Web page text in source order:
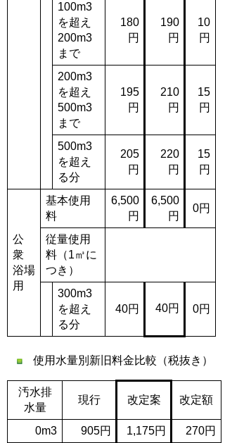
100m3
を超え
200m3
まで
180
円
190
円
10
円
200m3
を超え
500m3
まで
195
円
210
円
15
円
500m3
を超え
る分
205
円
220
円
15
円
公
衆
浴場
用
基本使用
料
6,500
円
6,500
円
0円
従量使用
料（1㎥に
つき）
300m3
を超え
る分
40円 40円 0円
使用水量別新旧料金比較（税抜き）
汚水排
水量
現行 改定案 改定額
0m3 905円 1,175円 270円